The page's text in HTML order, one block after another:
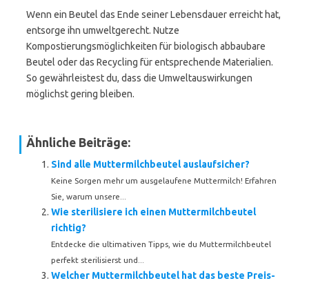
Wenn ein Beutel das Ende seiner Lebensdauer erreicht hat,
entsorge ihn umweltgerecht. Nutze
Kompostierungsmöglichkeiten für biologisch abbaubare
Beutel oder das Recycling für entsprechende Materialien.
So gewährleistest du, dass die Umweltauswirkungen
möglichst gering bleiben.
Ähnliche Beiträge:
Sind alle Muttermilchbeutel auslaufsicher?
Keine Sorgen mehr um ausgelaufene Muttermilch! Erfahren
Sie, warum unsere...
Wie sterilisiere ich einen Muttermilchbeutel
richtig?
Entdecke die ultimativen Tipps, wie du Muttermilchbeutel
perfekt sterilisierst und...
Welcher Muttermilchbeutel hat das beste Preis-